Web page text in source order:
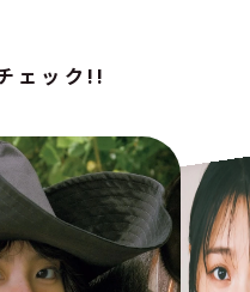
ェック!!